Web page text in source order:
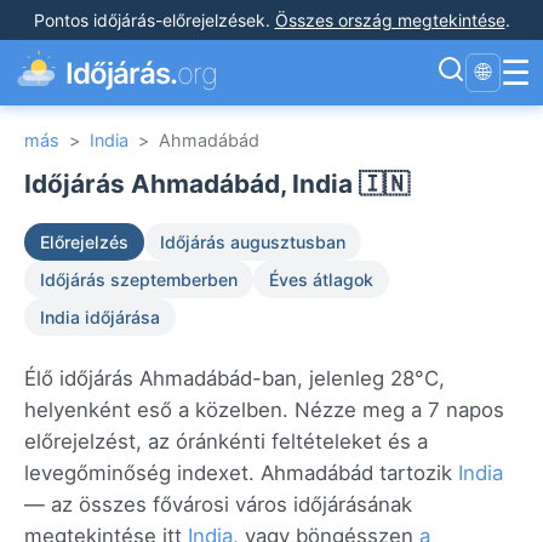
Pontos időjárás-előrejelzések. Összes ország megtekintése.
Időjárás.org 🌐 ☰
más > India > Ahmadábád
Időjárás Ahmadábád, India 🇮🇳
Előrejelzés
Időjárás augusztusban
Időjárás szeptemberben
Éves átlagok
India időjárása
Élő időjárás Ahmadábád-ban, jelenleg 28°C,
helyenként eső a közelben. Nézze meg a 7 napos
előrejelzést, az óránkénti feltételeket és a
levegőminőség indexet. Ahmadábád tartozik India
— az összes fővárosi város időjárásának
megtekintése itt India, vagy böngésszen a